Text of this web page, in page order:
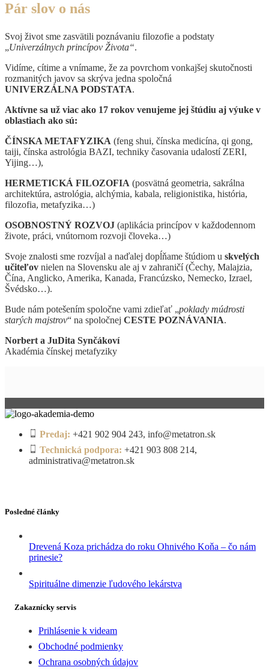
Pár slov o nás
Svoj život sme zasvätili poznávaniu filozofie a podstaty
„Univerzálnych princípov Života“.
Vidíme, cítime a vnímame, že za povrchom vonkajšej skutočnosti
rozmanitých javov sa skrýva jedna spoločná
UNIVERZÁLNA PODSTATA.
Aktívne sa už viac ako 17 rokov venujeme jej štúdiu aj výuke v
oblastiach ako sú:
ČÍNSKA METAFYZIKA (feng shui, čínska medicína, qi gong,
taiji, čínska astrológia BAZI, techniky časovania udalostí ZERI,
Yijing…),
HERMETICKÁ FILOZOFIA (posvätná geometria, sakrálna
architektúra, astrológia, alchýmia, kabala, religionistika, história,
filozofia, metafyzika…)
OSOBNOSTNÝ ROZVOJ (aplikácia princípov v každodennom
živote, práci, vnútornom rozvoji človeka…)
Svoje znalosti sme rozvíjal a naďalej dopĺňame štúdiom u skvelých
učiteľov nielen na Slovensku ale aj v zahraničí (Čechy, Malajzia,
Čína, Anglicko, Amerika, Kanada, Francúzsko, Nemecko, Izrael,
Švédsko…).
Bude nám potešením spoločne vami zdieľať „poklady múdrosti
starých majstrov“ na spoločnej CESTE POZNÁVANIA.
Norbert a JuDita Synčákoví
Akadémia čínskej metafyziky
Predaj: +421 902 904 243, info@metatron.sk
Technická podpora: +421 903 808 214,
administrativa@metatron.sk
Posledné články
Drevená Koza prichádza do roku Ohnivého Koňa – čo nám
prinesie?
Spirituálne dimenzie ľudového lekárstva
Zakaznícky servis
Prihlásenie k videam
Obchodné podmienky
Ochrana osobných údajov